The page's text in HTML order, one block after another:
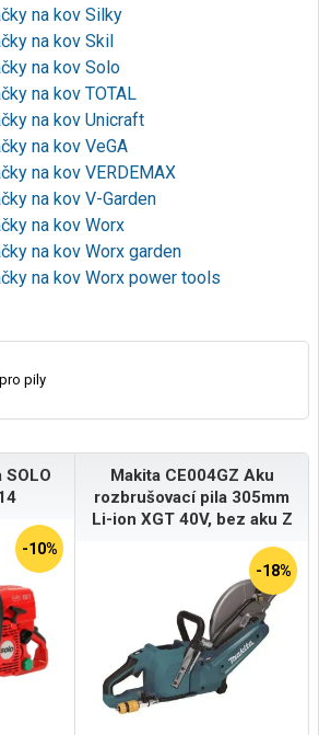
na kov Silky
na kov Skil
na kov Solo
na kov TOTAL
na kov Unicraft
na kov VeGA
na kov VERDEMAX
na kov V-Garden
na kov Worx
na kov Worx garden
na kov Worx power tools
pily
-10%
Makita CE004GZ Aku
rozbrušovací pila 305mm
Li-ion XGT 40V, bez aku Z
-18%